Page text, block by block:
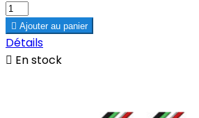
 Ajouter au panier
Détails
 En stock